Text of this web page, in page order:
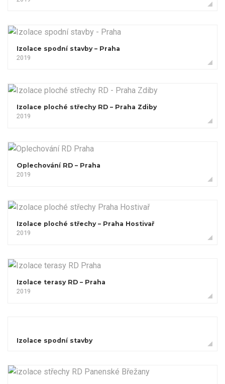
Izolace spodní stavby – Praha
2019
Izolace ploché střechy RD – Praha Zdiby
2019
Oplechování RD – Praha
2019
Izolace ploché střechy – Praha Hostivař
2019
Izolace terasy RD – Praha
2019
Izolace spodní stavby